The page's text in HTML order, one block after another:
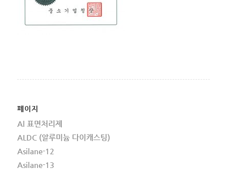
페이지
Al 표면처리제
ALDC (알루미늄 다이캐스팅)
Asilane-12
Asilane-13